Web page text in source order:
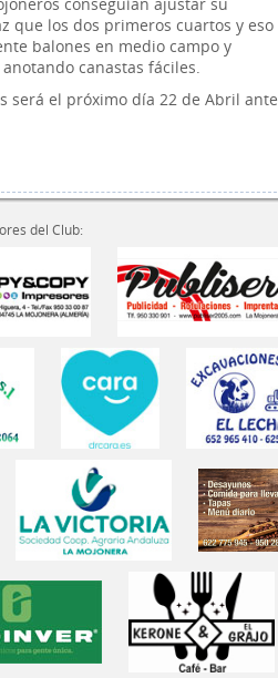
que los dos primeros cuartos y eso
balones en medio campo y
canastas fáciles.
será el próximo día 22 de Abril ante
del Club: